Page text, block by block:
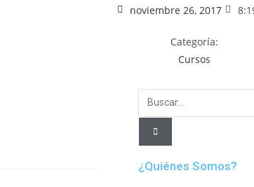
noviembre 26, 2017
Categoría:
Cursos
¿Quiénes Somos?